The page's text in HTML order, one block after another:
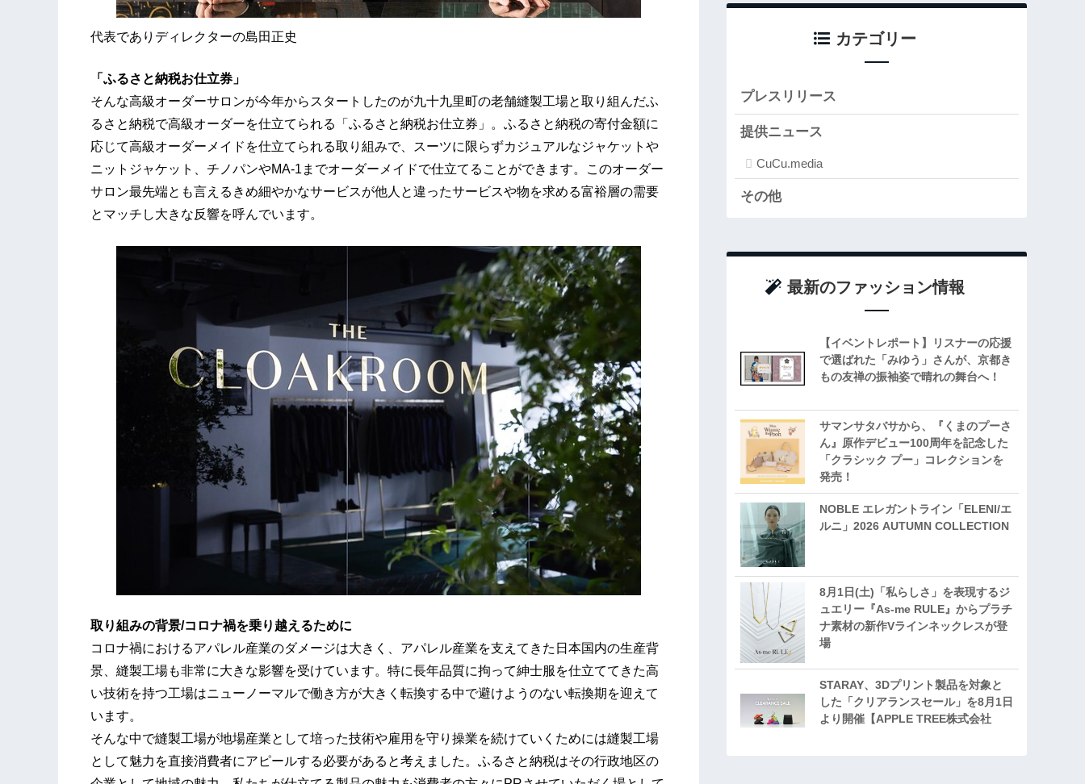
代表でありディレクターの島田正史
「ふるさと納税お仕立券」
そんな高級オーダーサロンが今年からスタートしたのが九十九里町の老舗縫製工場と取り組んだふ
るさと納税で高級オーダーを仕立てられる「ふるさと納税お仕立券」。ふるさと納税の寄付金額に
応じて高級オーダーメイドを仕立てられる取り組みで、スーツに限らずカジュアルなジャケットや
ニットジャケット、チノパンやMA-1までオーダーメイドで仕立てることができます。このオーダー
サロン最先端とも言えるきめ細やかなサービスが他人と違ったサービスや物を求める富裕層の需要
とマッチし大きな反響を呼んでいます。
取り組みの背景/コロナ禍を乗り越えるために
コロナ禍におけるアパレル産業のダメージは大きく、アパレル産業を支えてきた日本国内の生産背
景、縫製工場も非常に大きな影響を受けています。特に長年品質に拘って紳士服を仕立ててきた高
い技術を持つ工場はニューノーマルで働き方が大きく転換する中で避けようのない転換期を迎えて
います。
そんな中で縫製工場が地場産業として培った技術や雇用を守り操業を続けていくためには縫製工場
として魅力を直接消費者にアピールする必要があると考えました。ふるさと納税はその行政地区の
カテゴリー
プレスリリース
提供ニュース
CuCu.media
その他
最新のファッション情報
【イベントレポート】リスナーの応援
で選ばれた「みゆう」さんが、京都き
もの友禅の振袖姿で晴れの舞台へ！
サマンサタバサから、『くまのプーさ
ん』原作デビュー100周年を記念した
「クラシック プー」コレクションを
発売！
NOBLE エレガントライン「ELENI/エ
ルニ」2026 AUTUMN COLLECTION
8月1日(土)「私らしさ」を表現するジ
ュエリー『As-me RULE』からプラチ
ナ素材の新作Vラインネックレスが登
場
STARAY、3Dプリント製品を対象と
した「クリアランスセール」を8月1日
より開催【APPLE TREE株式会社